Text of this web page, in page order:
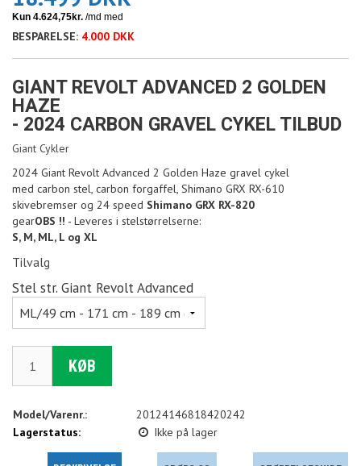
BESPARELSE: 4.000 DKK
GIANT REVOLT ADVANCED 2 GOLDEN
HAZE
- 2024 CARBON GRAVEL CYKEL TILBUD
Giant Cykler
2024 Giant Revolt Advanced 2 Golden Haze gravel cykel
med carbon stel, carbon forgaffel, Shimano GRX RX-610
skivebremser og 24 speed Shimano GRX RX-820
gearOBS !! - Leveres i stelstørrelserne:
S, M, ML, L og XL
Tilvalg
Stel str. Giant Revolt Advanced
KØB
Model/Varenr.:
20124146818420242
Lagerstatus:
Ikke på lager